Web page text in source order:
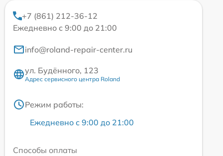
+7 (861) 212-36-12
Ежедневно с 9:00 до 21:00
info@roland-repair-center.ru
ул. Будённого, 123
Адрес сервисного центра Roland
Режим работы:
Ежедневно с 9:00 до 21:00
Способы оплаты